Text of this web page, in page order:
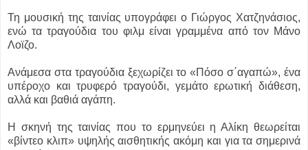
Τη μουσική της ταινίας υπογράφει ο Γιώργος Χατζηνάσιος,
ενώ τα τραγούδια του φιλμ είναι γραμμένα από τον Μάνο
Λοϊζο.
Ανάμεσα στα τραγούδια ξεχωρίζει το «Πόσο σ΄αγαπώ», ένα
υπέροχο και τρυφερό τραγούδι, γεμάτο ερωτική διάθεση,
αλλά και βαθιά αγάπη.
Η σκηνή της ταινίας που το ερμηνεύει η Αλίκη θεωρείται
«βίντεο κλιπ» υψηλής αισθητικής ακόμη και για τα σημερινά